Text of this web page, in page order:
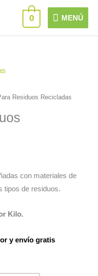
MENÚ
MENÚ
0
Residuos Recicladas
con materiales de
tipos de residuos.
Kilo.
y envío gratis